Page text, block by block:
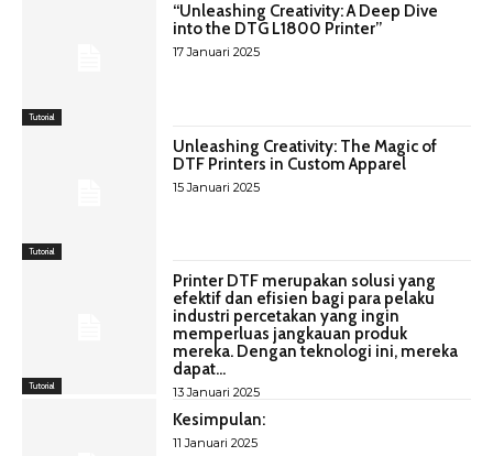
Tutorial
“Unleashing Creativity: A Deep Dive
into the DTG L1800 Printer”
17 Januari 2025
Tutorial
Unleashing Creativity: The Magic of
DTF Printers in Custom Apparel
15 Januari 2025
Tutorial
Printer DTF merupakan solusi yang
efektif dan efisien bagi para pelaku
industri percetakan yang ingin
memperluas jangkauan produk
mereka. Dengan teknologi ini, mereka
dapat...
13 Januari 2025
Kesimpulan:
11 Januari 2025